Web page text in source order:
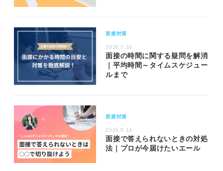
面接対策
2026.7.24
面接の時間に関する疑問を解消
｜平均時間～タイムスケジュー
ルまで
面接対策
2026.5.14
面接で答えられないときの対処
法｜プロが今届けたいエール